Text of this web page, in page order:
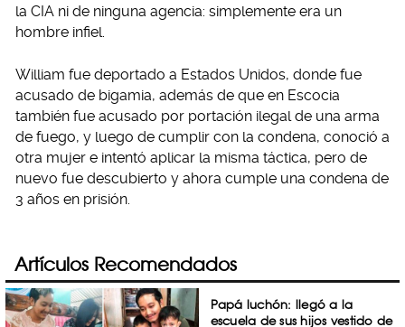
la CIA ni de ninguna agencia: simplemente era un
hombre infiel.
William fue deportado a Estados Unidos, donde fue
acusado de bigamia, además de que en Escocia
también fue acusado por portación ilegal de una arma
de fuego, y luego de cumplir con la condena, conoció a
otra mujer e intentó aplicar la misma táctica, pero de
nuevo fue descubierto y ahora cumple una condena de
3 años en prisión.
Artículos Recomendados
Papá luchón: llegó a la
escuela de sus hijos vestido de